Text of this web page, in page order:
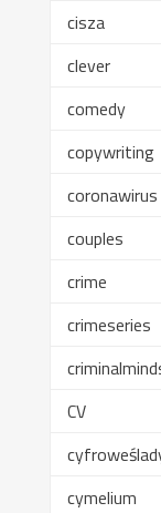
cisza
clever
comedy
copywriting
coronawirus
couples
crime
crimeseries
CV
cymelium